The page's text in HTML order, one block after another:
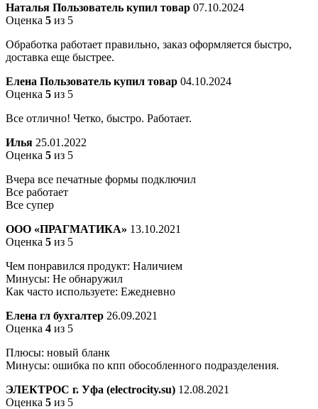
Наталья Пользователь купил товар 07.10.2024
Оценка 5 из 5
Обработка работает правильно, заказ оформляется быстро,
доставка еще быстрее.
Елена Пользователь купил товар 04.10.2024
Оценка 5 из 5
Все отлично! Четко, быстро. Работает.
Илья 25.01.2022
Оценка 5 из 5
Вчера все печатные формы подключил
Все работает
Все супер
ООО «ПРАГМАТИКА» 13.10.2021
Оценка 5 из 5
Чем понравился продукт: Наличием
Минусы: Не обнаружил
Как часто используете: Ежедневно
Елена гл бухгалтер 26.09.2021
Оценка 4 из 5
Плюсы: новый бланк
Минусы: ошибка по кпп обособленного подразделения.
ЭЛЕКТРОС г. Уфа (electrocity.su) 12.08.2021
Оценка 5 из 5